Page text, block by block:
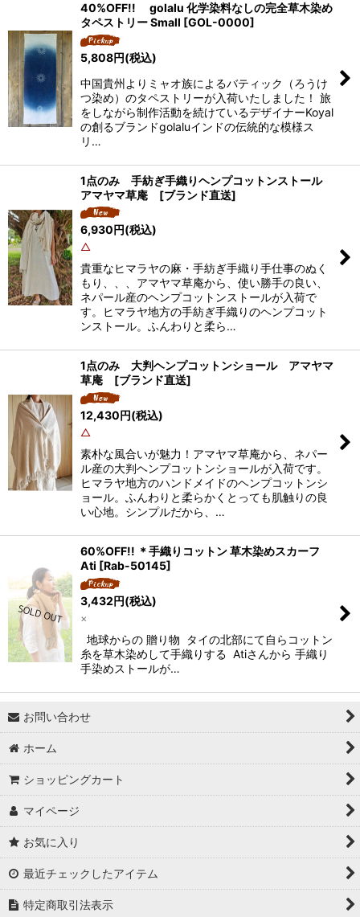
40%OFF!! golalu 化学染料なしの完全草木染め
タペストリー Small [GOL-0000]
5,808円(税込)
中国貴州よりミャオ族によるバティック（ろうけ
つ染め）のタペストリーが入荷いたしました！ 旅
をしながら制作活動を続けているデザイナーKoyal
の創るブランドgolaluインドの伝統的な模様ス
リ…
1点のみ 手紡ぎ手織りヘンプコットンストール
アマヤマ草庵 [ブランド直送]
6,930円(税込)
△
貴重なヒマラヤの麻・手紡ぎ手織り手仕事のぬく
もり、、、アマヤマ草庵から、使い勝手の良い、
ネパール産のヘンプコットンストールが入荷で
す。ヒマラヤ地方の手紡ぎ手織りのヘンプコット
ンストール。ふんわりと柔ら…
1点のみ 大判ヘンプコットンショール アマヤマ
草庵 [ブランド直送]
12,430円(税込)
△
素朴な風合いが魅力！アマヤマ草庵から、ネパー
ル産の大判ヘンプコットンショールが入荷です。
ヒマラヤ地方のハンドメイドのヘンプコットンシ
ョール。ふんわりと柔らかくとっても肌触りの良
い心地。シンプルだから、…
60%OFF!! ＊手織りコットン 草木染めスカーフ
Ati [Rab-50145]
3,432円(税込)
×
地球からの 贈り物 タイの北部にて自らコットン
糸を草木染めして手織りする Atiさんから 手織り
手染めストールが…
お問い合わせ
ホーム
ショッピングカート
マイページ
お気に入り
最近チェックしたアイテム
特定商取引法表示